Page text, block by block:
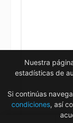
Nuestra
estadísticas de
Si continúas
condiciones, así